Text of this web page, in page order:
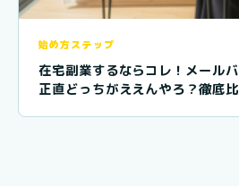
始め方ステップ
在宅副業するならコレ！メールバ
正直どっちがええんやろ？徹底